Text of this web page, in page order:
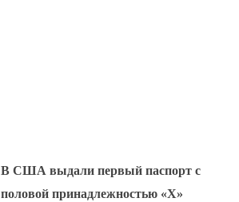
В США выдали первый паспорт с
половой принадлежностью «X»